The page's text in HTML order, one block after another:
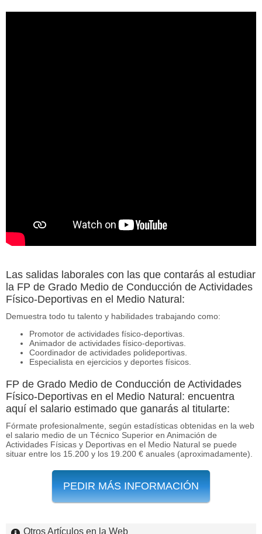
Las salidas laborales con las que contarás al estudiar
la FP de Grado Medio de Conducción de Actividades
Físico-Deportivas en el Medio Natural:
Demuestra todo tu talento y habilidades trabajando como:
Promotor de actividades físico-deportivas.
Animador de actividades físico-deportivas.
Coordinador de actividades polideportivas.
Especialista en ejercicios y deportes físicos.
FP de Grado Medio de Conducción de Actividades
Físico-Deportivas en el Medio Natural: encuentra
aquí el salario estimado que ganarás al titularte:
Fórmate profesionalmente, según estadísticas obtenidas en la web
el salario medio de un Técnico Superior en Animación de
Actividades Físicas y Deportivas en el Medio Natural se puede
situar entre los 15.200 y los 19.200 € anuales (aproximadamente).
PEDIR MÁS INFORMACIÓN
Otros Artículos en la Web